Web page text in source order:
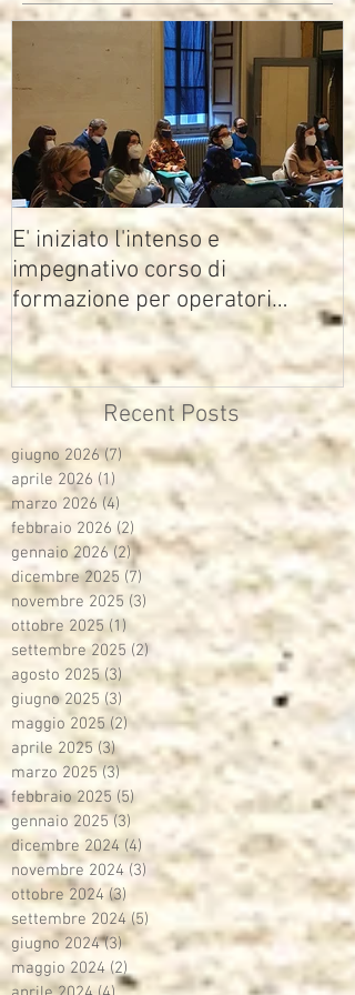
E' iniziato l'intenso e
impegnativo corso di
formazione per operatori
multimediali Avisco
Recent Posts
giugno 2026 (7) 7 post
aprile 2026 (1)
marzo 2026 (4) 4 post
febbraio 2026 (2) 2 post
gennaio 2026 (2)2 post
dicembre 2025 (7) 7 post
novembre 2025 (3)
ottobre 2025 (1) 1 post
settembre 2025 (2)2 post
agosto 2025 (3)3 post
giugno 2025 (3) 3 post
maggio 2025 (2) 2 post
aprile 2025 (3)3 post
marzo 2025 (3)3 post
febbraio 2025 (5)5 post
gennaio 2025 (3) 3 post
dicembre 2024 (4) 4 post
novembre 2024 (3) 3 post
ottobre 2024 (3) 3 post
settembre 2024 (5)
giugno 2024 (3)3 post
maggio 2024 (2) 2 post